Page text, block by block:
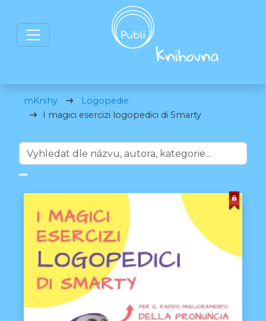
mKnihy
Logopedie
I magici esercizi logopedici di Smarty